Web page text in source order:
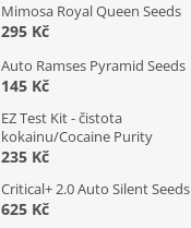
Mimosa Royal Queen Seeds
295 Kč
Auto Ramses Pyramid Seeds
145 Kč
EZ Test Kit - čistota
kokainu/Cocaine Purity
235 Kč
Critical+ 2.0 Auto Silent Seeds
625 Kč